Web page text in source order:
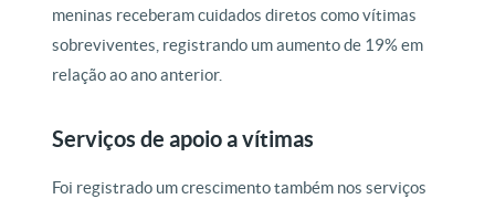
meninas receberam cuidados diretos como vítimas
sobreviventes, registrando um aumento de 19% em
relação ao ano anterior.
Serviços de apoio a vítimas
Foi registrado um crescimento também nos serviços